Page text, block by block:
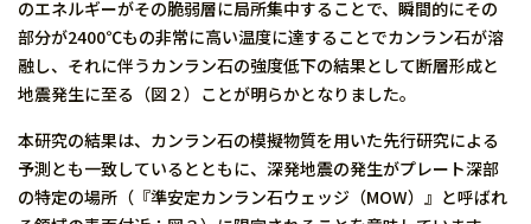
のエネルギーがその脆弱層に局所集中することで、瞬間的にその
部分が2400℃もの非常に高い温度に達することでカンラン石が溶
融し、それに伴うカンラン石の強度低下の結果として断層形成と
地震発生に至る（図２）ことが明らかとなりました。
本研究の結果は、カンラン石の模擬物質を用いた先行研究による
予測とも一致しているとともに、深発地震の発生がプレート深部
の特定の場所（『準安定カンラン石ウェッジ（MOW）』と呼ばれ